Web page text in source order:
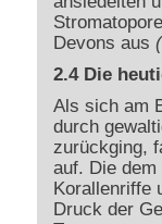
Devons aus
2.4 Die
Als sich am
durch
zurückging,
auf. Die
Korallenriffe
Druck der